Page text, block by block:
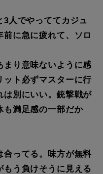
人でやっててカジュ
に急に疲れて、ソロ
り意味ないように感
ット必ずマスターに行
は別にいい。銃撃戦が
も満足感の一部だか
合ってる。味方が無料
う負けそうに見える